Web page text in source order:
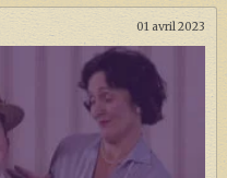
01 avril 2023